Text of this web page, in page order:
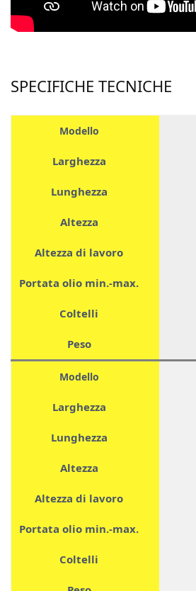
SPECIFICHE TECNICHE
Modello
Larghezza
Lunghezza
Altezza
Altezza di lavoro
Portata olio min.-max.
Coltelli
Peso
Modello
Larghezza
Lunghezza
Altezza
Altezza di lavoro
Portata olio min.-max.
Coltelli